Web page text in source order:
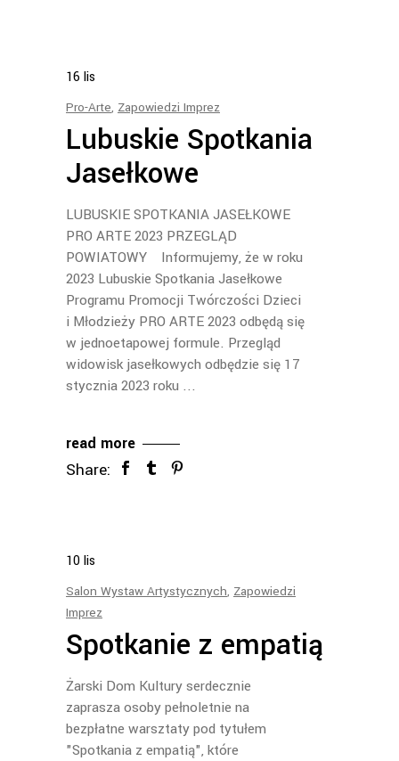
16 lis
Pro-Arte, Zapowiedzi Imprez
Lubuskie Spotkania
Jasełkowe
LUBUSKIE SPOTKANIA JASEŁKOWE
PRO ARTE 2023 PRZEGLĄD
POWIATOWY Informujemy, że w roku
2023 Lubuskie Spotkania Jasełkowe
Programu Promocji Twórczości Dzieci
i Młodzieży PRO ARTE 2023 odbędą się
w jednoetapowej formule. Przegląd
widowisk jasełkowych odbędzie się 17
stycznia 2023 roku
read more
Share:
10lis
Salon Wystaw Artystycznych, Zapowiedzi
Imprez
Spotkanie z empatią
Żarski Dom Kultury serdecznie
zaprasza osoby pełnoletnie na
bezpłatne warsztaty pod tytułem
"Spotkania z empatią", które